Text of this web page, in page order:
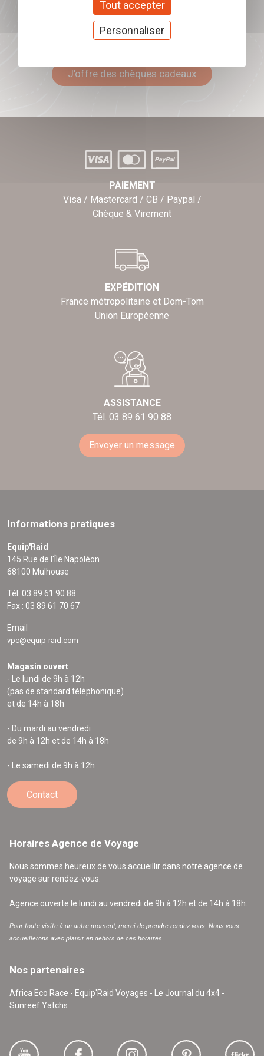
Vérin de haute qualité
Réduire les coûts de remplacement du hayon
Permet de garder les mains libres
sécurité.
Offrez nos chèques
J'offre des chèques cadeaux
PAIEMENT
Visa / Mastercard / CB / Paypal /
Chèque & Virement
EXPÉDITION
France métropolitaine et Dom-Tom
Union Européenne
ASSISTANCE
Tél. 03 89 61 90 88
Envoyer un message
Informations pratiques
Equip'Raid
145 Rue de l'Île Napoléon
68100 Mulhouse
Tél. 03 89 61 90 88
Fax : 03 89 61 70 67
Email
vpc@equip-raid.com
Magasin ouvert
- Le lundi de 9h à 12h
(pas de standard téléphonique)
et de 14h à 18h
- Du mardi au vendredi
de 9h à 12h et de 14h à 18h
- Le samedi de 9h à 12h
Contact
Horaires Agence de Voyage
Nous sommes heureux de vous accueillir dans notre agence de
voyage sur rendez-vous.
Agence ouverte le lundi au vendredi de 9h à 12h et de 14h à 18h.
Pour toute visite à un autre moment, merci de prendre rendez-vous. Nous vous
accueillerons avec plaisir en dehors de ces horaires.
Nos partenaires
Africa Eco Race - Equip'Raid Voyages - Le Journal du 4x4 -
Sunreef Yatchs
Tout accepter
Personnaliser